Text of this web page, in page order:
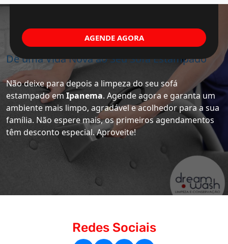
Dê uma Vida Nova ao Seu Sofá Estampado
Não deixe para depois a limpeza do seu sofá
estampado emIpanema. Agende agora e garanta um
ambiente mais limpo, agradável e acolhedor para a sua
família. Não espere mais, os primeiros agendamentos
têm desconto especial. Aproveite!
AGENDE AGORA
Redes Sociais